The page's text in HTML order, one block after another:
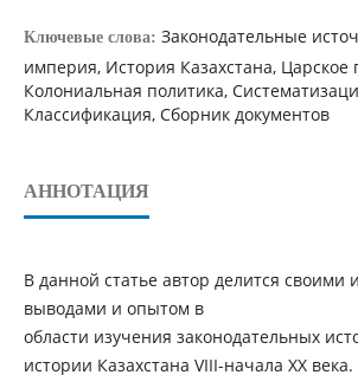
Ключевые слова: Законодательные
империя, История Казахстана, Царское
Колониальная политика,
Классификация, Сборник документов
АННОТАЦИЯ
В данной статье автор делится своими
выводами и опытом в
области изучения законодательных
истории Казахстана VIII-начала XX века.